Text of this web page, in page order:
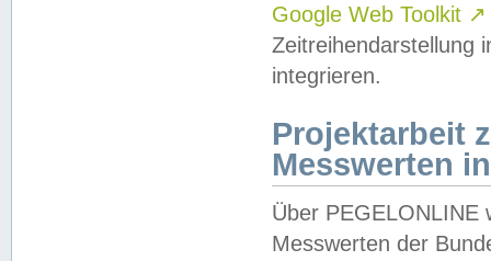
Google Web Toolkit ↗
Zeitreihendarstellung
integrieren.
Projektarbeit
Messwerten
Über PEGELONLINE
Messwerten der